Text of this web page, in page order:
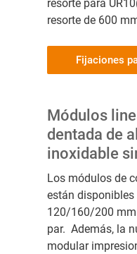
resorte para
resorte de 600
Fijaciones
Módulos
dentada de
inoxidable
Los módulos de
están
120/160/200 mm
par. Además, la
modular